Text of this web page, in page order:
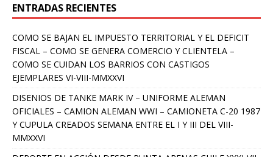
ENTRADAS RECIENTES
COMO SE BAJAN EL IMPUESTO TERRITORIAL Y EL DEFICIT
FISCAL – COMO SE GENERA COMERCIO Y CLIENTELA –
COMO SE CUIDAN LOS BARRIOS CON CASTIGOS
EJEMPLARES VI-VIII-MMXXVI
DISENIOS DE TANKE MARK IV – UNIFORME ALEMAN
OFICIALES – CAMION ALEMAN WWI – CAMIONETA C-20 1987
Y CUPULA CREADOS SEMANA ENTRE EL I Y III DEL VIII-
MMXXVI